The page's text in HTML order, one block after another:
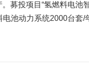
募投项目“氢燃料电池
池动力系统2000台套/